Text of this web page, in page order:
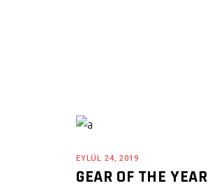
EYLÜL 24, 2019
GEAR OF THE YEAR